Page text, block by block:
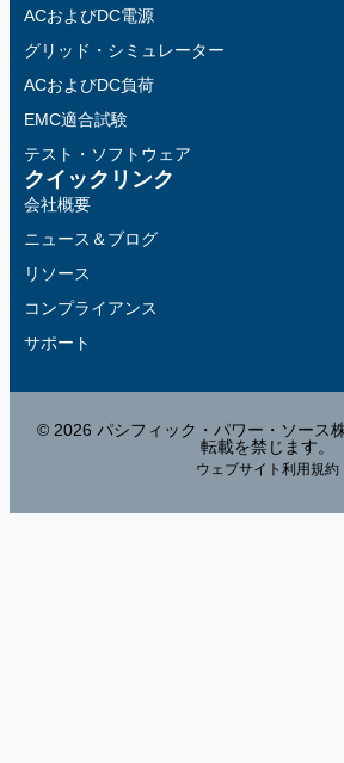
ACおよびDC電源
グリッド・シミュレーター
ACおよびDC負荷
EMC適合試験
テスト・ソフトウェア
クイックリンク
会社概要
ニュース＆ブログ
リソース
コンプライアンス
サポート
© 2026 パシフィック・パワー・ソース
転載を禁じます。
ウェブサイト利用規約